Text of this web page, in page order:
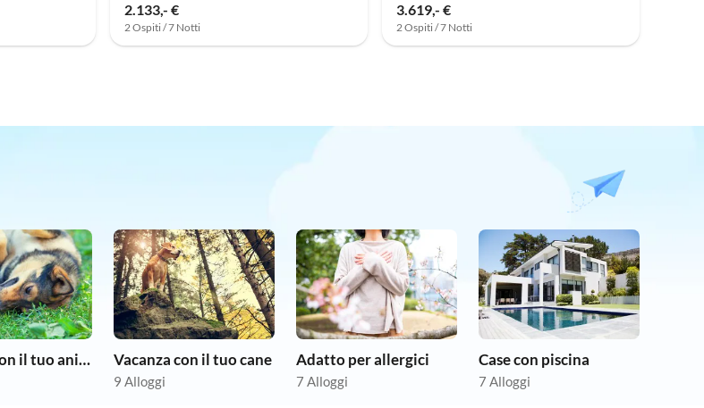
2.133,- €
2 Ospiti / 7 Notti
3.619,- €
2 Ospiti / 7 Notti
Vacanza con il tuo animale domestico Vacanza con il tuo cane
9 Alloggi
Adatto per allergici
7 Alloggi
Case con piscina
7 Alloggi